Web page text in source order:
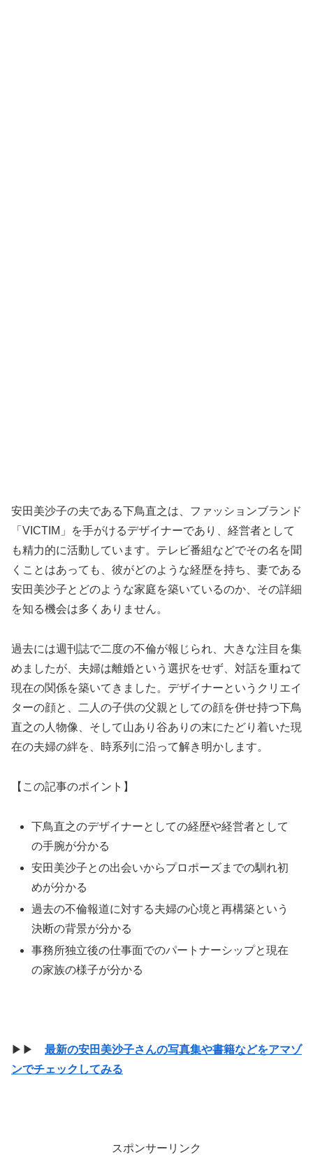
安田美沙子の夫である下鳥直之は、ファッションブランド
「VICTIM」を手がけるデザイナーであり、経営者として
も精力的に活動しています。テレビ番組などでその名を聞
くことはあっても、彼がどのような経歴を持ち、妻である
安田美沙子とどのような家庭を築いているのか、その詳細
を知る機会は多くありません。
過去には週刊誌で二度の不倫が報じられ、大きな注目を集
めましたが、夫婦は離婚という選択をせず、対話を重ねて
現在の関係を築いてきました。デザイナーというクリエイ
ターの顔と、二人の子供の父親としての顔を併せ持つ下鳥
直之の人物像、そして山あり谷ありの末にたどり着いた現
在の夫婦の絆を、時系列に沿って解き明かします。
【この記事のポイント】
下鳥直之のデザイナーとしての経歴や経営者として
の手腕が分かる
安田美沙子との出会いからプロポーズまでの馴れ初
めが分かる
過去の不倫報道に対する夫婦の心境と再構築という
決断の背景が分かる
事務所独立後の仕事面でのパートナーシップと現在
の家族の様子が分かる
▶▶ 最新の安田美沙子さんの写真集や書籍などをアマゾ
ンでチェックしてみる
スポンサーリンク